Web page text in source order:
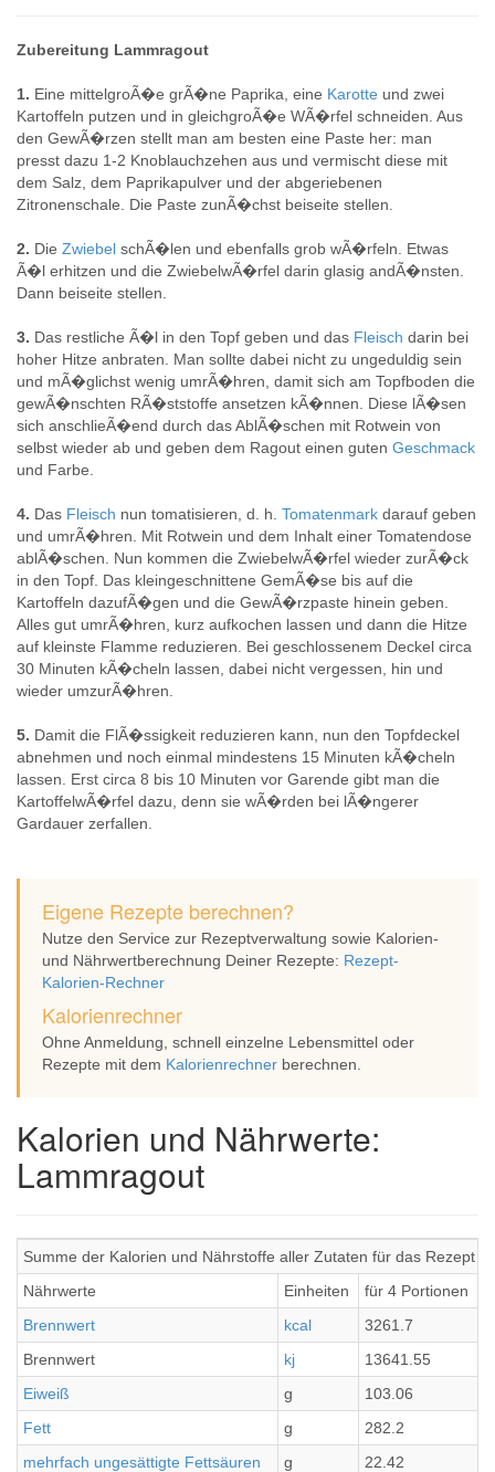
Zubereitung Lammragout
1. Eine mittelgroÃ�e grÃ�ne Paprika, eine Karotte und zwei
Kartoffeln putzen und in gleichgroÃ�e WÃ�rfel schneiden. Aus
den GewÃ�rzen stellt man am besten eine Paste her: man
presst dazu 1-2 Knoblauchzehen aus und vermischt diese mit
dem Salz, dem Paprikapulver und der abgeriebenen
Zitronenschale. Die Paste zunÃ�chst beiseite stellen.
2. Die Zwiebel schÃ�len und ebenfalls grob wÃ�rfeln. Etwas
Ã�l erhitzen und die ZwiebelwÃ�rfel darin glasig andÃ�nsten.
Dann beiseite stellen.
3. Das restliche Ã�l in den Topf geben und das Fleisch darin bei
hoher Hitze anbraten. Man sollte dabei nicht zu ungeduldig sein
und mÃ�glichst wenig umrÃ�hren, damit sich am Topfboden die
gewÃ�nschten RÃ�ststoffe ansetzen kÃ�nnen. Diese lÃ�sen
sich anschlieÃ�end durch das AblÃ�schen mit Rotwein von
selbst wieder ab und geben dem Ragout einen guten Geschmack
und Farbe.
4. Das Fleisch nun tomatisieren, d. h. Tomatenmark darauf geben
und umrÃ�hren. Mit Rotwein und dem Inhalt einer Tomatendose
ablÃ�schen. Nun kommen die ZwiebelwÃ�rfel wieder zurÃ�ck
in den Topf. Das kleingeschnittene GemÃ�se bis auf die
Kartoffeln dazufÃ�gen und die GewÃ�rzpaste hinein geben.
Alles gut umrÃ�hren, kurz aufkochen lassen und dann die Hitze
auf kleinste Flamme reduzieren. Bei geschlossenem Deckel circa
30 Minuten kÃ�cheln lassen, dabei nicht vergessen, hin und
wieder umzurÃ�hren.
5. Damit die FlÃ�ssigkeit reduzieren kann, nun den Topfdeckel
abnehmen und noch einmal mindestens 15 Minuten kÃ�cheln
lassen. Erst circa 8 bis 10 Minuten vor Garende gibt man die
KartoffelwÃ�rfel dazu, denn sie wÃ�rden bei lÃ�ngerer
Gardauer zerfallen.
Eigene Rezepte berechnen?
Nutze den Service zur Rezeptverwaltung sowie Kalorien-
und Nährwertberechnung Deiner Rezepte: Rezept-
Kalorien-Rechner
Kalorienrechner
Ohne Anmeldung, schnell einzelne Lebensmittel oder
Rezepte mit dem Kalorienrechner berechnen.
Kalorien und Nährwerte:
Lammragout
Summe der Kalorien und Nährstoffe aller Zutaten für das Rezept
Nährwerte
Einheiten für 4 Portionen
Brennwert
kcal 3261.7
Brennwert
kj 13641.55
Eiweiß
g 103.06
Fett
g 282.2
mehrfach ungesättigte Fettsäuren
g 22.42